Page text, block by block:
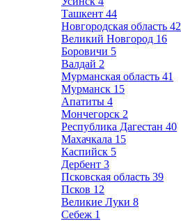
Ташкент 44
Новгородская область 42
Великий Новгород 16
Боровичи 5
Валдай 2
Мурманская область 41
Мурманск 15
Апатиты 4
Мончегорск 2
Республика Дагестан 40
Махачкала 15
Каспийск 5
Дербент 3
Псковская область 39
Псков 12
Великие Луки 8
Себеж 1